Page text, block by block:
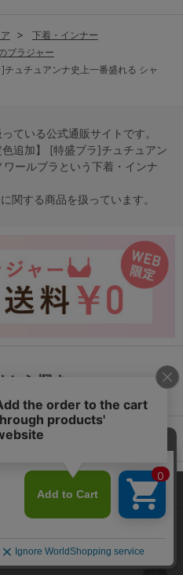
下着・インナー
ブラジャー
チュチュアンナ史上一番盛れる シャ
ている公式通販サイトです。
追加】 [特盛ブラ]チュチュアン
ールブラという下着・インナ
に関する商品を扱っています。
から探す
いただけるようCookieを利用し
バシポリシー
をご確認くださ
承諾する